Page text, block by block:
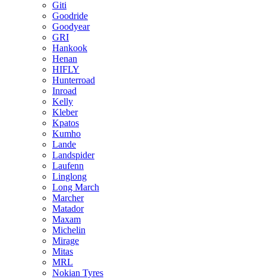
Giti
Goodride
Goodyear
GRI
Hankook
Henan
HIFLY
Hunterroad
Inroad
Kelly
Kleber
Kpatos
Kumho
Lande
Landspider
Laufenn
Linglong
Long March
Marcher
Matador
Maxam
Michelin
Mirage
Mitas
MRL
Nokian Tyres